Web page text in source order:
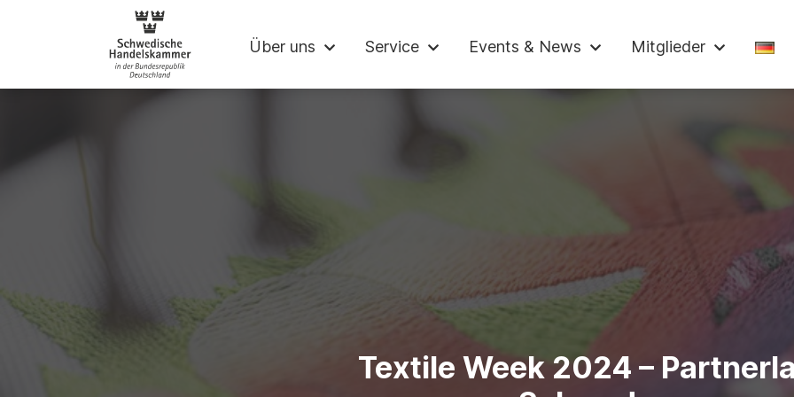
Schwedische Handelskammer
Über uns Service Events & News Mitglieder
Textile Week 2024 –